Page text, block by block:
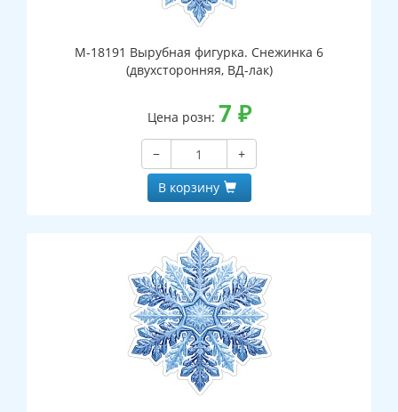
М-18191 Вырубная фигурка. Снежинка 6
(двухсторонняя, ВД-лак)
Цена розн: 7 ₽
−
+
В корзину